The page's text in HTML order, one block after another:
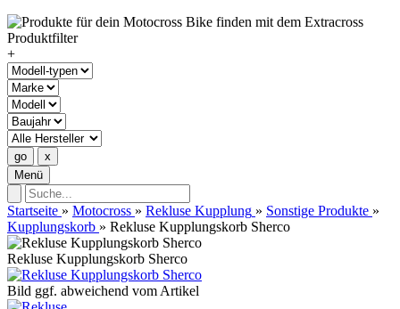
+
Menü
Startseite » Motocross » Rekluse Kupplung » Sonstige Produkte »
Kupplungskorb » Rekluse Kupplungskorb Sherco
Rekluse Kupplungskorb Sherco
Bild ggf. abweichend vom Artikel